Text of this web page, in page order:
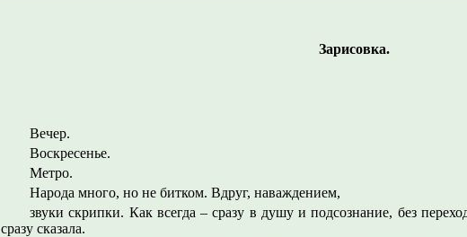
Зарисовка.
Вечер.
Воскресенье.
Метро.
Народа много, но не битком. Вдруг, наваждением,
звуки скрипки. Как всегда – сразу в душу и подсознание, без
сразу сказала.